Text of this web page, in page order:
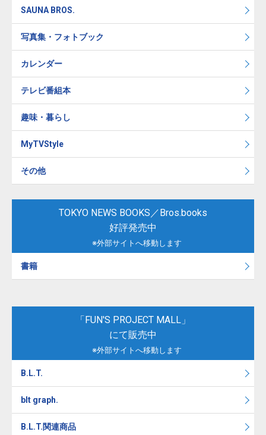
SAUNA BROS.
写真集・フォトブック
カレンダー
テレビ番組本
趣味・暮らし
MyTVStyle
その他
TOKYO NEWS BOOKS／Bros.books
好評発売中
※外部サイトへ移動します
書籍
「FUN'S PROJECT MALL」
にて販売中
※外部サイトへ移動します
B.L.T.
blt graph.
B.L.T.関連商品